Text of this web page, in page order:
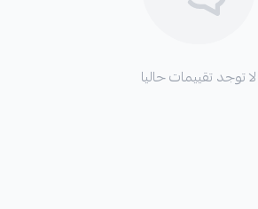
لا توجد تقييمات حاليا